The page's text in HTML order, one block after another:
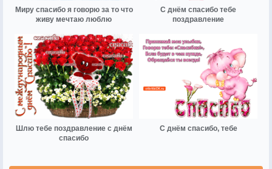
Миру спасибо я говорю за то что
живу мечтаю люблю
С днём спасибо тебе
поздравление
Шлю тебе поздравление с днём
спасибо
С днём спасибо, тебе